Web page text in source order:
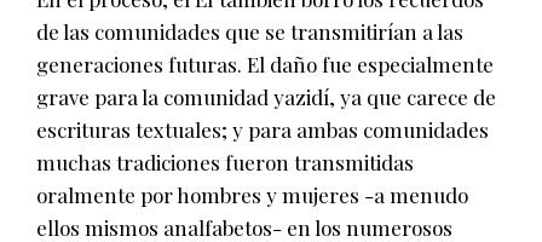
de las comunidades que se transmitirían a las
generaciones futuras. El daño fue especialmente
grave para la comunidad yazidí, ya que carece de
escrituras textuales; y para ambas comunidades
muchas tradiciones fueron transmitidas
oralmente por hombres y mujeres -a menudo
ellos mismos analfabetos- en los numerosos